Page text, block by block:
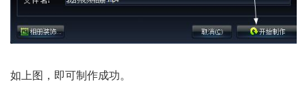
如上图，即可制作成功。